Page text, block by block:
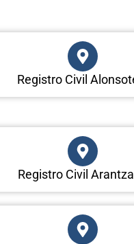
Registro Civil
Registro Civil